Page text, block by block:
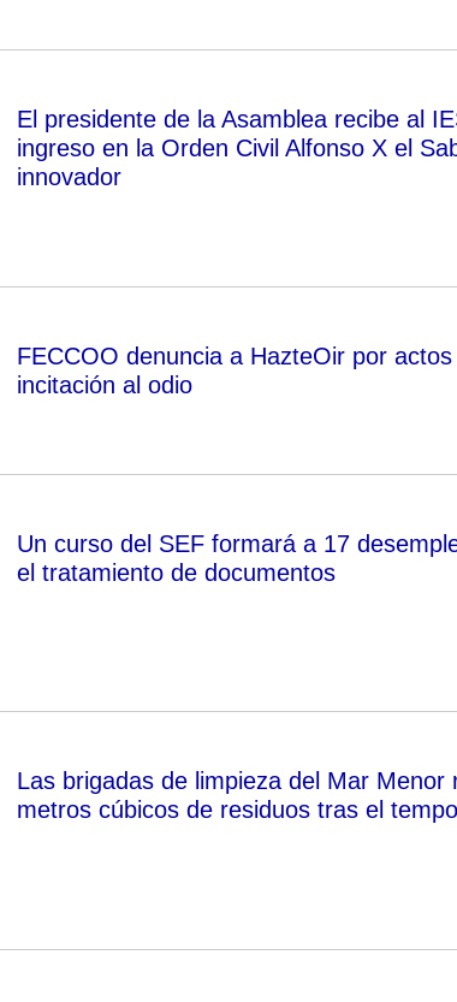
El presidente de la Asamblea recibe al
ingreso en la Orden Civil Alfonso X el
innovador
FECCOO denuncia a HazteOir por
incitación al odio
Un curso del SEF formará a 17
el tratamiento de documentos
Las brigadas de limpieza del Mar Menor
metros cúbicos de residuos tras el